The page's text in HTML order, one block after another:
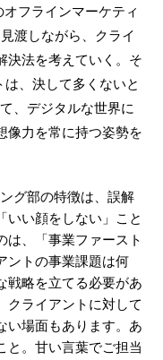
フラインマーケティ
渡しながら、クライ
決法を考えていく。そ
、決して多くないと
、デジタルな世界に
像力を常に持つ姿勢を
グ部の特徴は、誤解
いい顔をしない」こと
は、「事業ファースト
ントの事業課題は何
戦略を立てる必要があ
クライアントに対して
い場面もあります。あ
と。甘い言葉でご担当